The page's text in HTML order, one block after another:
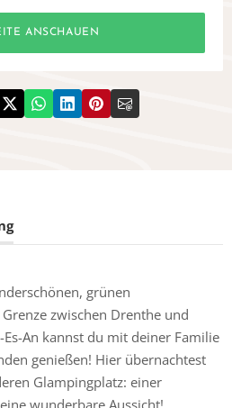
ANSCHAUEN
grünen
zwischen Drenthe und
An kannst du mit deiner Familie
genießen! Hier übernachtest
Glampingplatz: einer